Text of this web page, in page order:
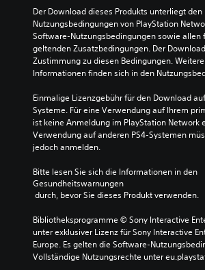
Der Download dieses Produkts unterliegt den
Nutzungsbedingungen von PlayStation
Software-Nutzungsbedingungen sowie allen
geltenden Zusatzbedingungen. Der
Zustimmung zu diesen Bedingungen.
Informationen finden sich in den
Einmalige Lizenzgebühr für den Download
Systeme. Für eine Verwendung auf Ihrem
ist keine Anmeldung im PlayStation Network
Verwendung auf anderen PS4-Systemen
jedoch anmelden.
Bitte lesen Sie sich die Informationen in den
Gesundheitswarnungen
durch, bevor Sie dieses Produkt verwenden.
Bibliotheksprogramme © Sony Interactive
unter exklusiver Lizenz für Sony Interactive
Europe. Es gelten die Software-
Vollständige Nutzungsrechte unter